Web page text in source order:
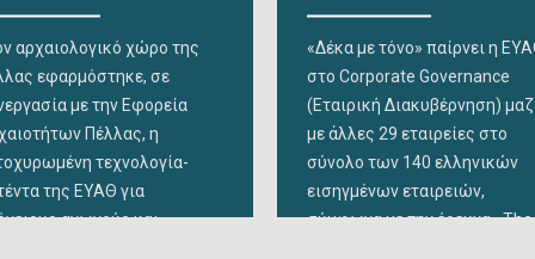
στον καθαρισμό του
με το
σκάφος
στο πλαίσιο της
κοινωνικής ευθύνης
κατόπιν
Αντιπεριφέρεια Ανάπτυξης
Περιβάλλοντος Περιφέρειας
Μακεδονίας, τον Δήμο
Κορδελιού – Ευόσμου και τον
Όμιλο Αστυνομικών
Θεσσαλονίκης. Το… χεράκι
έβαλαν και
αρχαιολογικό χώρο της
εφαρμόστηκε, σε
με την Εφορεία
Πέλλας, η
τεχνολογία-
της ΕΥΑΘ για
αγωγούς και
«Δέκα με τόνο» παίρνει η
στο Corporate Governance
(Εταιρική Διακυβέρνηση)
με άλλες 29 εταιρείες στο
σύνολο των 140 ελληνικών
εισηγμένων εταιρειών,
σύμφωνα με την έρευνα «The